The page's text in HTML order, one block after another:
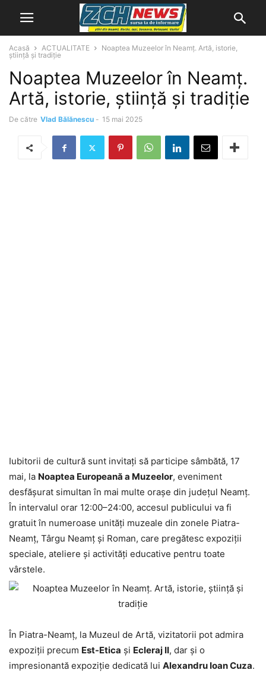
Acasă ACTUALITATE
Noaptea Muzeelor în Neamț. Artă, istorie,
știință și tradiție
Noaptea Muzeelor în Neamț.
Artă, istorie, știință și tradiție
De către Vlad Bălănescu - 15 mai 2025
Iubitorii de cultură sunt invitați să participe sâmbătă, 17
mai, la Noaptea Europeană a Muzeelor, eveniment
desfășurat simultan în mai multe orașe din județul Neamț.
În intervalul orar 12:00–24:00, accesul publicului va fi
gratuit în numeroase unități muzeale din zonele Piatra-
Neamț, Târgu Neamț și Roman, care pregătesc expoziții
speciale, ateliere și activități educative pentru toate
vârstele.
În Piatra-Neamț, la Muzeul de Artă, vizitatorii pot admira
expoziții precum Est-Etica și Ecleraj II, dar și o
impresionantă expoziție dedicată lui Alexandru Ioan Cuza.